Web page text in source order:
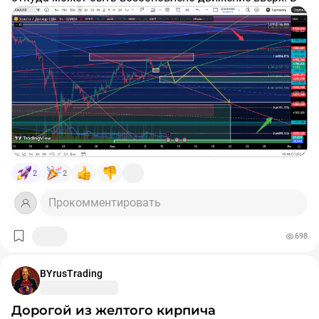
случае удержания поддержки при тесте - следующая
целевая зона работы от продаж5070-5250, при
преодолении зоны4600-4650- целевая зона
возобновления покупок4100-4200.
2 2
Прокомментировать
698
BYrusTrading
Дорогой из желтого кирпича